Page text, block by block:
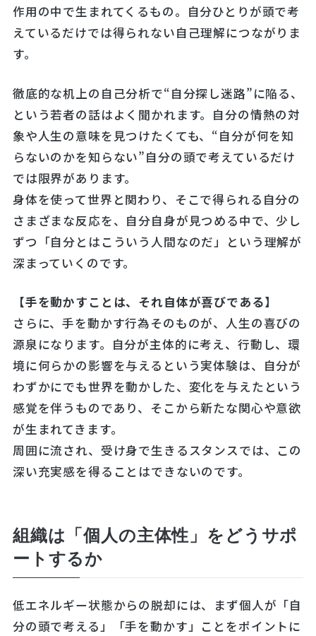
作用の中で生まれてくるもの。自分ひとりが頭で考
えているだけでは得られない自己理解につながりま
す。
徹底的な机上の自己分析で“自分探し迷路”に陥る、
という若者の話はよく聞かれます。自分の情熱の対
象や人生の意味を見つけたくても、“自分が何を知
らないのかを知らない”自分の頭で考えているだけ
では限界があります。
身体を使って世界と関わり、そこで得られる自分の
さまざまな反応を、自分自身が見つめる中で、少し
ずつ「自分とはこういう人間なのだ」という理解が
深まっていくのです。
【手を動かすことは、それ自体が喜びである】
さらに、手を動かす行為そのものが、人生の喜びの
源泉になります。自分が主体的に考え、行動し、環
境に何らかの影響を与えるという実体験は、自分が
わずかにでも世界を動かした、変化を与えたという
感覚を伴うものであり、そこから新たな関心や意欲
が生まれてきます。
周囲に流され、受け身で生きるスタンスでは、この
深い充実感を得ることはできないのです。
組織は「個人の主体性」をどうサポ
ートするか
低エネルギー状態からの脱却には、まず個人が「自
分の頭で考える」「手を動かす」ことをポイントに